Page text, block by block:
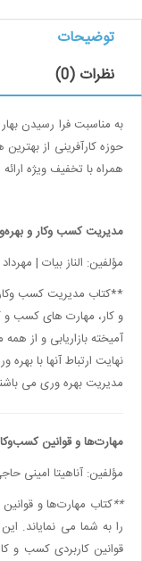
توضیحات
نظرات (0)
به مناسبت فرا رسیدن بهار
حوزه کارآفرینی از
همراه با تخفیف ویژه
مدیریت کسب وکار و
مؤلفین: الناز بیات | مهرداد
کتاب مدیریت کسب وکار
و کار، مهارت های کسب و
آمیخته بازاریابی و از
نهایت ارتباط آنها با
مدیریت بهره وری می باشند.
مهارت‌ها و قوانین کسب‌وکار
مؤلفین: آناهیتا امینی
کتاب مهارت‌ها و قوانین
را به شما می نمایاند.
قوانین کاربردی کسب